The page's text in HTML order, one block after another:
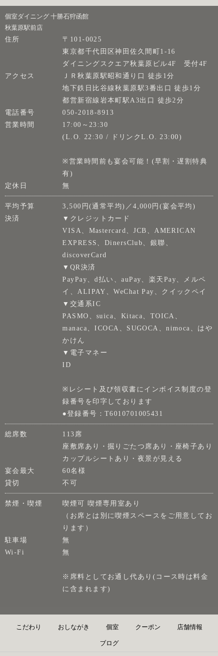
個室ダイニング 十勝石狩函館
秋葉原駅前店
住所
〒101-0025
東京都千代田区神田佐久間町1-16
ダイニングスクエア秋葉原ビル4F 受付4F
アクセス
ＪＲ秋葉原駅昭和通り口 徒歩1分
地下鉄日比谷線秋葉原駅3番出口 徒歩1分
都営新宿線岩本町駅A3出口 徒歩2分
電話番号
050-2018-8913
営業時間
17:00～23:30
(L.O. 22:30 / ドリンクL.O. 23:00)
※営業時間前も宴会可能！(早割・遅割特典
有)
定休日
無
平均予算
3,500円(通常平均)／4,000円(宴会平均)
決済
▼クレジットカード
VISA、Mastercard、JCB、AMERICAN
EXPRESS、DinersClub、銀聯、
discoverCard
▼QR決済
PayPay、d払い、auPay、楽天Pay、メルペ
イ、ALIPAY、WeChat Pay、クイックペイ
▼交通系IC
PASMO、suica、Kitaca、TOICA、
manaca、ICOCA、SUGOCA、nimoca、はや
かけん
▼電子マネー
ID
※レシート及び領収書にインボイス制度の登
録番号を印字しております
●登録番号：T6010701005431
総席数
113席
座敷席あり・掘りごたつ席あり・座椅子あり
カップルシートあり・夜景が見える
宴会最大
60名様
貸切
不可
禁煙・喫煙
喫煙可 喫煙専用室あり
（お席とは別に喫煙スペースをご用意してお
ります）
駐車場
無
Wi-Fi
無
※席料としてお通し代あり(コース時は料金
に含まれます)
こだわり おしながき 個室 クーポン 店舗情報
ブログ